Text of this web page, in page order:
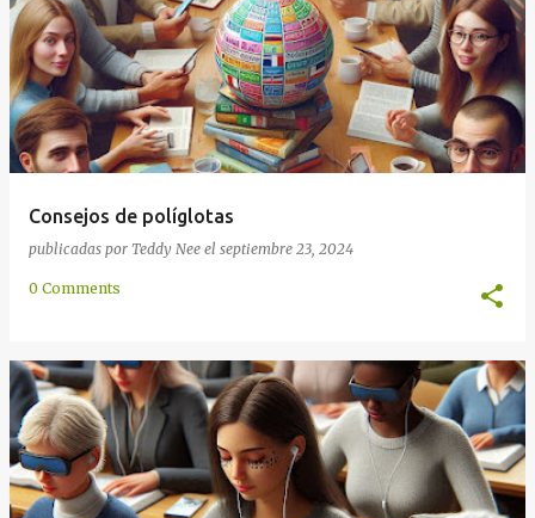
Consejos de políglotas
publicadas por Teddy Nee el septiembre 23, 2024
0 Comments